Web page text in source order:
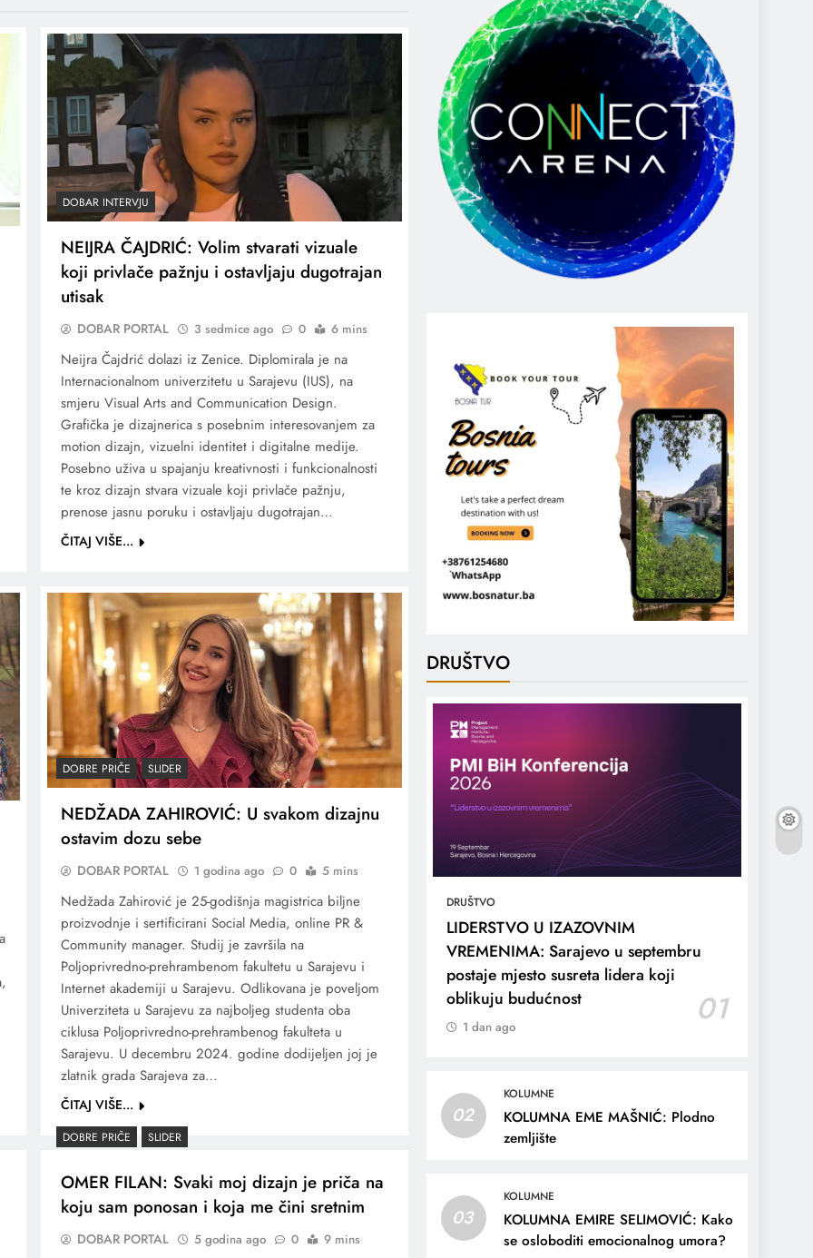
DOBAR INTERVJU
NEIJRA ČAJDRIĆ: Volim stvarati vizuale
koji privlače pažnju i ostavljaju dugotrajan
utisak
DOBAR PORTAL 3 sedmice ago 0 6 mins
Neijra Čajdrić dolazi iz Zenice. Diplomirala je na
Internacionalnom univerzitetu u Sarajevu (IUS), na
smjeru Visual Arts and Communication Design.
Grafička je dizajnerica s posebnim interesovanjem za
motion dizajn, vizuelni identitet i digitalne medije.
Posebno uživa u spajanju kreativnosti i funkcionalnosti
te kroz dizajn stvara vizuale koji privlače pažnju,
prenose jasnu poruku i ostavljaju dugotrajan…
ČITAJ VIŠE...
DOBRE PRIČE SLIDER
NEDŽADA ZAHIROVIĆ: U svakom dizajnu
ostavim dozu sebe
DOBAR PORTAL 1 godina ago 0 5 mins
Nedžada Zahirović je 25-godišnja magistrica biljne
proizvodnje i sertificirani Social Media, online PR &
Community manager. Studij je završila na
Poljoprivredno-prehrambenom fakultetu u Sarajevu i
Internet akademiji u Sarajevu. Odlikovana je poveljom
Univerziteta u Sarajevu za najboljeg studenta oba
ciklusa Poljoprivredno-prehrambenog fakulteta u
Sarajevu. U decembru 2024. godine dodijeljen joj je
zlatnik grada Sarajeva za…
ČITAJ VIŠE...
DOBRE PRIČE SLIDER
OMER FILAN: Svaki moj dizajn je priča na
koju sam ponosan i koja me čini sretnim
DOBAR PORTAL 5 godina ago 0 9 mins
DRUŠTVO
DRUŠTVO
LIDERSTVO U IZAZOVNIM
VREMENIMA: Sarajevo u septembru
postaje mjesto susreta lidera koji
oblikuju budućnost
01
1 dan ago
02
KOLUMNE
KOLUMNA EME MAŠNIĆ: Plodno
zemljište
03
KOLUMNE
KOLUMNA EMIRE SELIMOVIĆ: Kako
se osloboditi emocionalnog umora?